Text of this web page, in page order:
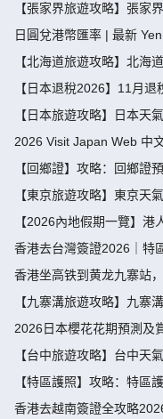
【張家界旅遊攻略】張家
日圓兌港幣匯率 | 最新
【北海道旅遊攻略】北海
【日本退稅2026】11月
袋及限額全攻略 - 永安旅遊
【日本旅遊攻略】日本天
2026 Visit Japan Web 中
【回鄉證】攻略：回鄉證
【東京旅遊攻略】東京天
【2026內地假期一覽】港
節，端午節假期攻略）
香港去台灣簽證2026｜特
香港坐高铁到黄龙九寨站
【九寨溝旅遊攻略】九寨
2026日本櫻花花期預測及
間、地點推薦
【台中旅遊攻略】台中天
【特區護照】攻略：特區
香港去越南簽證全攻略